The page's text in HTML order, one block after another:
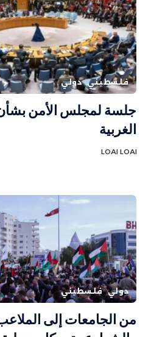
فلسطيني دولي
جلسة لمجلس الأمن
الغربية
LOAI LOAI
دولي فلسطيني
من الجامعات إلى